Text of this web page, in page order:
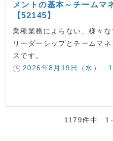
メントの基本～チームマ
【52145】
業種業務によらない、様々
リーダーシップとチームマ
スです。
2026年8月19日（水） 1
1179件中 1